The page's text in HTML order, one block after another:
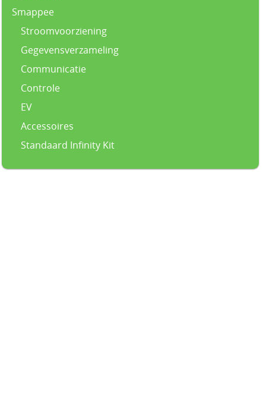
Smappee
Stroomvoorziening
Gegevensverzameling
Communicatie
Controle
EV
Accessoires
Standaard Infinity Kit